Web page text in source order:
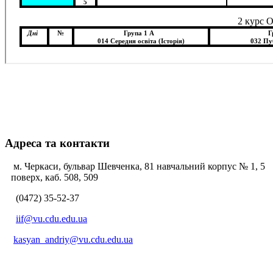
Адреса та контакти
м. Черкаси, бульвар Шевченка, 81 навчальний корпус № 1, 5
поверх, каб. 508, 509
(0472) 35-52-37
iif@vu.cdu.edu.ua
kasyan_andriy@vu.cdu.edu.ua